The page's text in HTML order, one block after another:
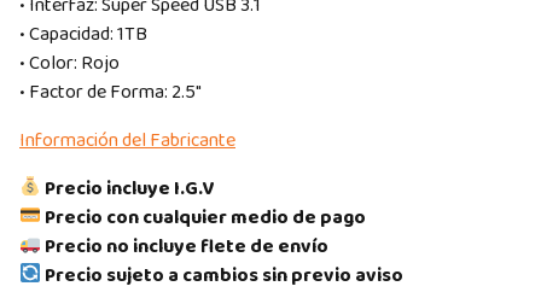
• Capacidad: 1TB
• Color: Rojo
• Factor de Forma: 2.5″
Información del Fabricante
Precio incluye I.G.V
Precio con cualquier medio de pago
Precio no incluye flete de envío
Precio sujeto a cambios sin previo aviso